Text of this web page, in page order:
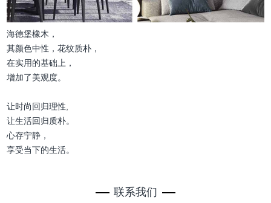
海德堡橡木，
其颜色中性，花纹质朴，
在实用的基础上，
增加了美观度。
让时尚回归理性,
让生活回归质朴。
心存宁静，
享受当下的生活。
联系我们